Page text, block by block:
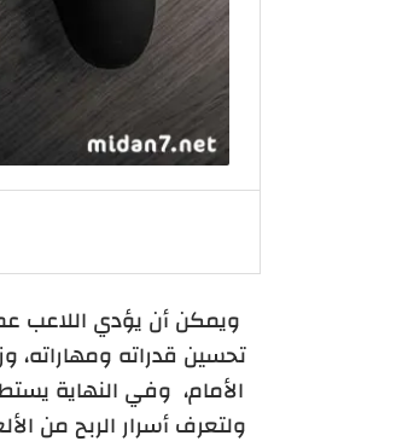
ويمكن أن يؤدي اللاعب
تحسين قدراته ومهاراته،
الأمام، وفي النهاية
ولتعرف أسرار الربح من